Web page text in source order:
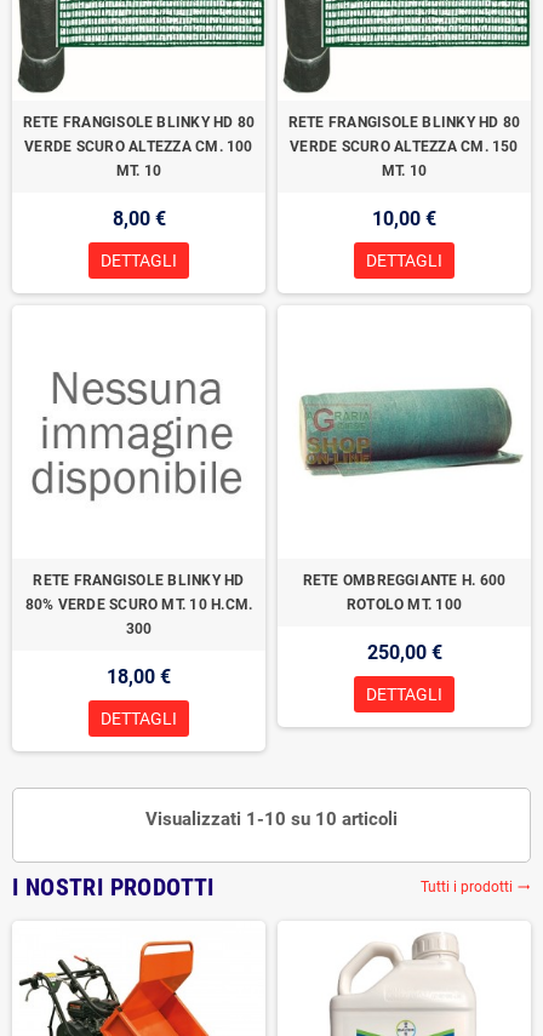
RETE FRANGISOLE BLINKY HD 80
VERDE SCURO ALTEZZA CM. 100
MT. 10
8,00 €
DETTAGLI
RETE FRANGISOLE BLINKY HD 80
VERDE SCURO ALTEZZA CM. 150
MT. 10
10,00 €
DETTAGLI
RETE FRANGISOLE BLINKY HD
80% VERDE SCURO MT. 10 H.CM.
300
18,00 €
DETTAGLI
RETE OMBREGGIANTE H. 600
ROTOLO MT. 100
250,00 €
DETTAGLI
Visualizzati 1-10 su 10 articoli
I NOSTRI PRODOTTI Tutti i prodotti trending_flat